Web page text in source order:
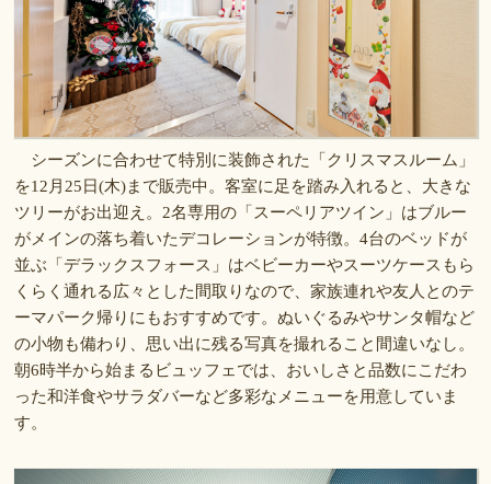
シーズンに合わせて特別に装飾された「クリスマスルーム」
を12月25日(木)まで販売中。客室に足を踏み入れると、大きな
ツリーがお出迎え。2名専用の「スーペリアツイン」はブルー
がメインの落ち着いたデコレーションが特徴。4台のベッドが
並ぶ「デラックスフォース」はベビーカーやスーツケースもら
くらく通れる広々とした間取りなので、家族連れや友人とのテ
ーマパーク帰りにもおすすめです。ぬいぐるみやサンタ帽など
の小物も備わり、思い出に残る写真を撮れること間違いなし。
朝6時半から始まるビュッフェでは、おいしさと品数にこだわ
った和洋食やサラダバーなど多彩なメニューを用意していま
す。